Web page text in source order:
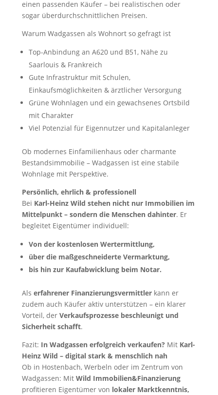
einen passenden Käufer – bei realistischen oder
sogar überdurchschnittlichen Preisen.
Warum Wadgassen als Wohnort so gefragt ist
Top-Anbindung an A620 und B51, Nähe zu
Saarlouis & Frankreich
Gute Infrastruktur mit Schulen,
Einkaufsmöglichkeiten & ärztlicher Versorgung
Grüne Wohnlagen und ein gewachsenes Ortsbild
mit Charakter
Viel Potenzial für Eigennutzer und Kapitalanleger
Ob modernes Einfamilienhaus oder charmante
Bestandsimmobilie – Wadgassen ist eine stabile
Wohnlage mit Perspektive.
Persönlich, ehrlich & professionell
Bei Karl-Heinz Wild stehen nicht nur Immobilien im
Mittelpunkt – sondern die Menschen dahinter. Er
begleitet Eigentümer individuell:
Von der kostenlosen Wertermittlung,
über die maßgeschneiderte Vermarktung,
bis hin zur Kaufabwicklung beim Notar.
Als erfahrener Finanzierungsvermittlerkann er
zudem auch Käufer aktiv unterstützen – ein klarer
Vorteil, derVerkaufsprozesse beschleunigt und
Sicherheit schafft.
Fazit: In Wadgassen erfolgreich verkaufen?Mit Karl-
Heinz Wild – digital stark & menschlich nah
Ob in Hostenbach, Werbeln oder im Zentrum von
Wadgassen: Mit Wild Immobilien&Finanzierung
profitieren Eigentümer von lokaler Marktkenntnis,